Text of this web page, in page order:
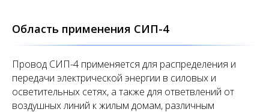
Область применения СИП-4
Провод СИП-4 применяется для распределения и
передачи электрической энергии в силовых и
осветительных сетях, а также для ответвлений от
воздушных линий к жилым домам, различным